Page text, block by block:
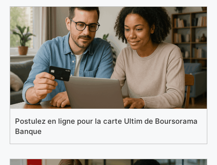
Postulez en ligne pour la carte Ultim de Boursorama
Banque